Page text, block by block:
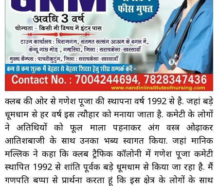
क्लब की ओर से गणेश पूजा की स्थापना वर्ष 1992 से है. जहां बड़े
धूमधाम से हर वर्ष इस त्यौहार को मनाया जाता है. कमेटी के लोगों
ने अतिथियों को फूल माला पहनाकर अंग वस्त्र ओढ़ाकर
आतिशबाजी के साथ उनका भब्य स्वागत किया. जहां मानिक
मल्लिक ने कहा कि क्लब ट्रैफिक कॉलोनी में गणेश पूजा कमेटी
स्थापित 1992 से शांति पूर्वक बड़े धूमधाम से किया जा रहा है. मैं
गणपति बप्पा से प्रार्थना करता हूं कि इस क्षेत्र के लोगों के साथ